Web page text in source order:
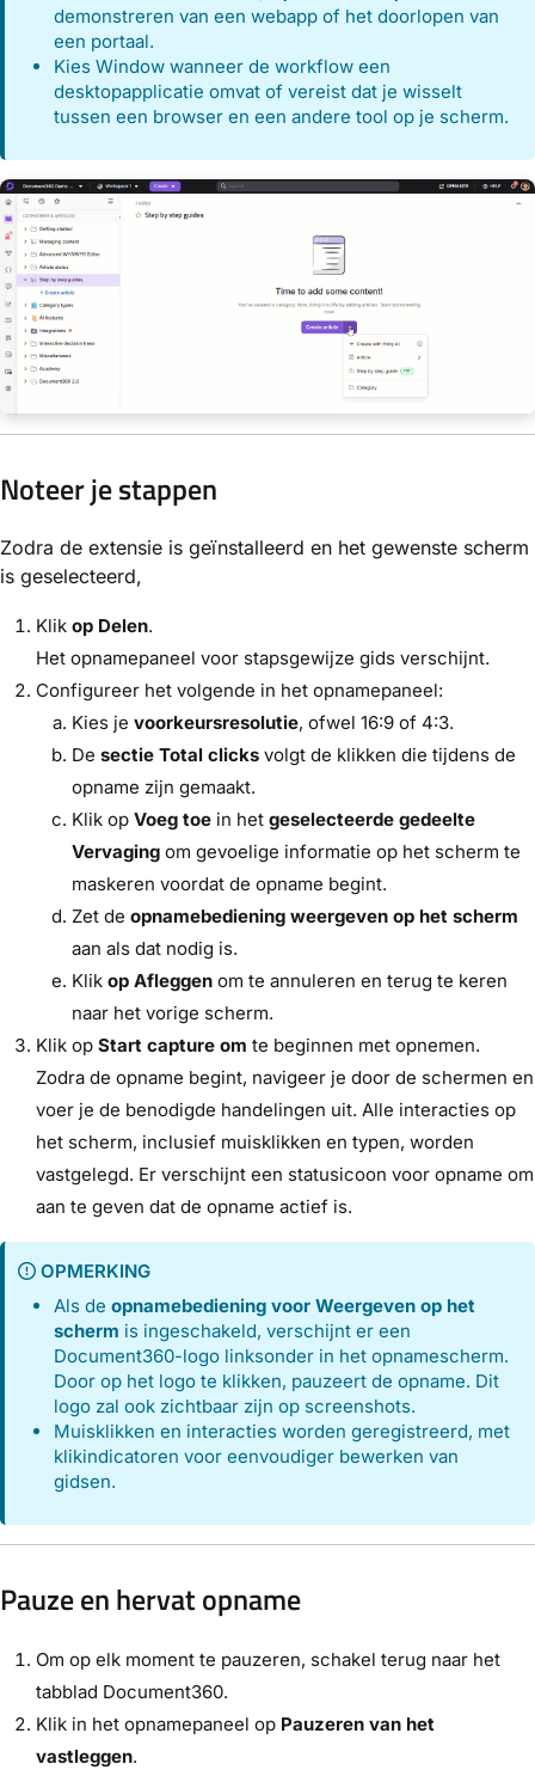
demonstreren van een webapp of het doorlopen van
een portaal.
Kies Window wanneer de workflow een
desktopapplicatie omvat of vereist dat je wisselt
tussen een browser en een andere tool op je scherm.
Noteer je stappen
Zodra de extensie is geïnstalleerd en het gewenste scherm
is geselecteerd,
Klik op Delen.
Het opnamepaneel voor stapsgewijze gids verschijnt.
Configureer het volgende in het opnamepaneel:
Kies je voorkeursresolutie, ofwel 16:9 of 4:3.
De sectie Total clicks volgt de klikken die tijdens de
opname zijn gemaakt.
Klik op Voeg toe in het geselecteerde gedeelte
Vervaging om gevoelige informatie op het scherm te
maskeren voordat de opname begint.
Zet de opnamebediening weergeven op het scherm
aan als dat nodig is.
Klik op Afleggen om te annuleren en terug te keren
naar het vorige scherm.
Klik op Start capture om te beginnen met opnemen.
Zodra de opname begint, navigeer je door de schermen en
voer je de benodigde handelingen uit. Alle interacties op
het scherm, inclusief muisklikken en typen, worden
vastgelegd. Er verschijnt een statusicoon voor opname om
aan te geven dat de opname actief is.
OPMERKING
Als deopnamebediening voor Weergeven op het
scherm is ingeschakeld, verschijnt er een
Document360-logo linksonder in het opnamescherm.
Door op het logo te klikken, pauzeert de opname. Dit
logo zal ook zichtbaar zijn op screenshots.
Muisklikken en interacties worden geregistreerd, met
klikindicatoren voor eenvoudiger bewerken van
gidsen.
Pauze en hervat opname
Om op elk moment te pauzeren, schakel terug naar het
tabblad Document360.
Klik in het opnamepaneel op Pauzeren van het
vastleggen.